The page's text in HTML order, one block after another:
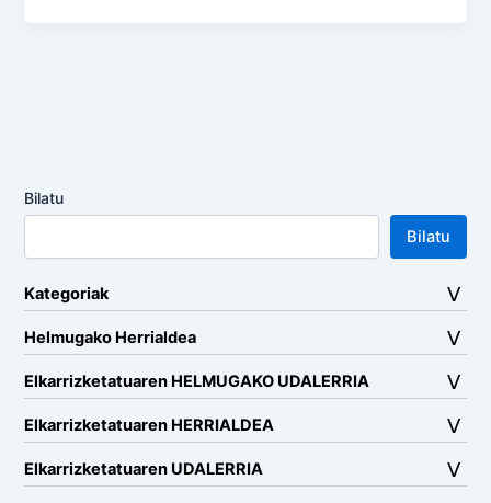
Bilatu
Bilatu
Kategoriak
Helmugako Herrialdea
Elkarrizketatuaren HELMUGAKO UDALERRIA
Elkarrizketatuaren HERRIALDEA
Elkarrizketatuaren UDALERRIA